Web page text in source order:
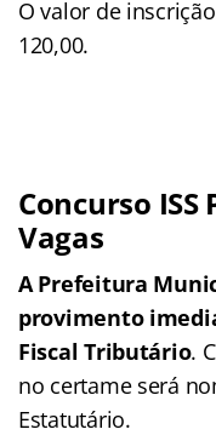
O valor de
120,00.
Concurso ISS
Vagas
A Prefeitura
provimento
Fiscal Tributário.
no certame será
Estatutário.